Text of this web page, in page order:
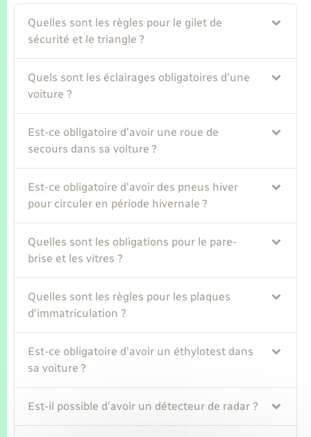
Quelles sont les règles pour le gilet de
sécurité et le triangle ?
Quels sont les éclairages obligatoires d'une
voiture ?
Est-ce obligatoire d'avoir une roue de
secours dans sa voiture ?
Est-ce obligatoire d'avoir des pneus hiver
pour circuler en période hivernale ?
Quelles sont les obligations pour le pare-
brise et les vitres ?
Quelles sont les règles pour les plaques
d'immatriculation ?
Est-ce obligatoire d'avoir un éthylotest dans
sa voiture ?
Est-il possible d'avoir un détecteur de radar ?